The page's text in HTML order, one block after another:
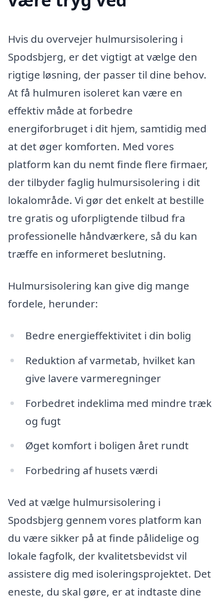
Hvis du overvejer hulmursisolering i
Spodsbjerg, er det vigtigt at vælge den
rigtige løsning, der passer til dine behov.
At få hulmuren isoleret kan være en
effektiv måde at forbedre
energiforbruget i dit hjem, samtidig med
at det øger komforten. Med vores
platform kan du nemt finde flere firmaer,
der tilbyder faglig hulmursisolering i dit
lokalområde. Vi gør det enkelt at bestille
tre gratis og uforpligtende tilbud fra
professionelle håndværkere, så du kan
træffe en informeret beslutning.
Hulmursisolering kan give dig mange
fordele, herunder:
Bedre energieffektivitet i din bolig
Reduktion af varmetab, hvilket kan
give lavere varmeregninger
Forbedret indeklima med mindre træk
og fugt
Øget komfort i boligen året rundt
Forbedring af husets værdi
Ved at vælge hulmursisolering i
Spodsbjerg gennem vores platform kan
du være sikker på at finde pålidelige og
lokale fagfolk, der kvalitetsbevidst vil
assistere dig med isoleringsprojektet. Det
eneste, du skal gøre, er at indtaste dine